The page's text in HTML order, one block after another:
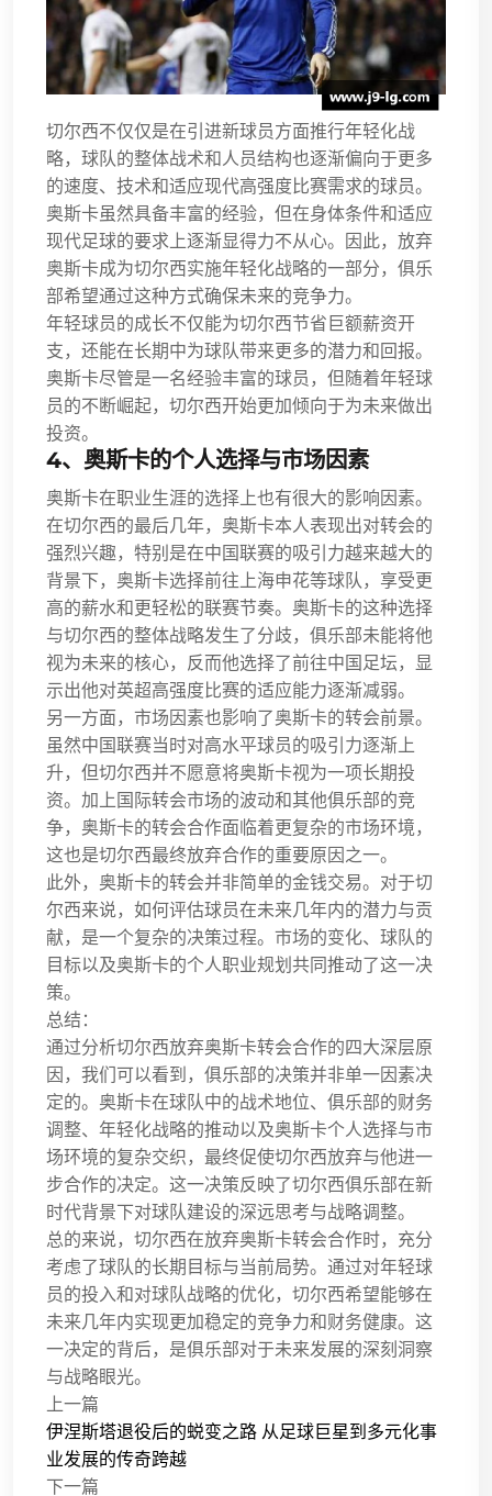
切尔西不仅仅是在引进新球员方面推行年轻化战
略，球队的整体战术和人员结构也逐渐偏向于更多
的速度、技术和适应现代高强度比赛需求的球员。
奥斯卡虽然具备丰富的经验，但在身体条件和适应
现代足球的要求上逐渐显得力不从心。因此，放弃
奥斯卡成为切尔西实施年轻化战略的一部分，俱乐
部希望通过这种方式确保未来的竞争力。
年轻球员的成长不仅能为切尔西节省巨额薪资开
支，还能在长期中为球队带来更多的潜力和回报。
奥斯卡尽管是一名经验丰富的球员，但随着年轻球
员的不断崛起，切尔西开始更加倾向于为未来做出
投资。
4、奥斯卡的个人选择与市场因素
奥斯卡在职业生涯的选择上也有很大的影响因素。
在切尔西的最后几年，奥斯卡本人表现出对转会的
强烈兴趣，特别是在中国联赛的吸引力越来越大的
背景下，奥斯卡选择前往上海申花等球队，享受更
高的薪水和更轻松的联赛节奏。奥斯卡的这种选择
与切尔西的整体战略发生了分歧，俱乐部未能将他
视为未来的核心，反而他选择了前往中国足坛，显
示出他对英超高强度比赛的适应能力逐渐减弱。
另一方面，市场因素也影响了奥斯卡的转会前景。
虽然中国联赛当时对高水平球员的吸引力逐渐上
升，但切尔西并不愿意将奥斯卡视为一项长期投
资。加上国际转会市场的波动和其他俱乐部的竞
争，奥斯卡的转会合作面临着更复杂的市场环境，
这也是切尔西最终放弃合作的重要原因之一。
此外，奥斯卡的转会并非简单的金钱交易。对于切
尔西来说，如何评估球员在未来几年内的潜力与贡
献，是一个复杂的决策过程。市场的变化、球队的
目标以及奥斯卡的个人职业规划共同推动了这一决
策。
总结：
通过分析切尔西放弃奥斯卡转会合作的四大深层原
因，我们可以看到，俱乐部的决策并非单一因素决
定的。奥斯卡在球队中的战术地位、俱乐部的财务
调整、年轻化战略的推动以及奥斯卡个人选择与市
场环境的复杂交织，最终促使切尔西放弃与他进一
步合作的决定。这一决策反映了切尔西俱乐部在新
时代背景下对球队建设的深远思考与战略调整。
总的来说，切尔西在放弃奥斯卡转会合作时，充分
考虑了球队的长期目标与当前局势。通过对年轻球
员的投入和对球队战略的优化，切尔西希望能够在
未来几年内实现更加稳定的竞争力和财务健康。这
一决定的背后，是俱乐部对于未来发展的深刻洞察
与战略眼光。
上一篇
伊涅斯塔退役后的蜕变之路 从足球巨星到多元化事
业发展的传奇跨越
下一篇